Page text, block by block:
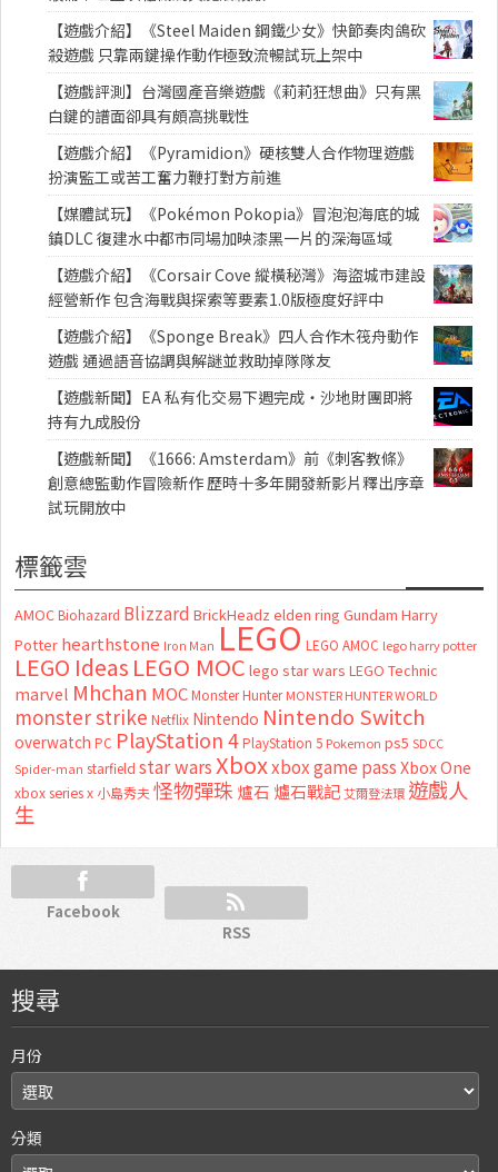
【遊戲介紹】《Steel Maiden 鋼鐵少女》快節奏肉鴿砍
殺遊戲 只靠兩鍵操作動作極致流暢試玩上架中
【遊戲評測】台灣國產音樂遊戲《莉莉狂想曲》只有黑
白鍵的譜面卻具有頗高挑戰性
【遊戲介紹】《Pyramidion》硬核雙人合作物理遊戲
扮演監工或苦工奮力鞭打對方前進
【媒體試玩】《Pokémon Pokopia》冒泡泡海底的城
鎮DLC 復建水中都市同場加映漆黑一片的深海區域
【遊戲介紹】《Corsair Cove 縱橫秘灣》海盜城市建設
經營新作 包含海戰與探索等要素1.0版極度好評中
【遊戲介紹】《Sponge Break》四人合作木筏舟動作
遊戲 通過語音協調與解謎並救助掉隊隊友
【遊戲新聞】EA 私有化交易下週完成・沙地財團即將
持有九成股份
【遊戲新聞】《1666: Amsterdam》前《刺客教條》
創意總監動作冒險新作 歷時十多年開發新影片釋出序章
試玩開放中
標籤雲
AMOC Biohazard Blizzard BrickHeadz elden ring Gundam Harry
Potter hearthstone Iron Man LEGO LEGO AMOC lego harry potter
LEGO Ideas LEGO MOC lego star wars LEGO Technic
marvel Mhchan MOC Monster Hunter MONSTER HUNTER WORLD
monster strike Netflix Nintendo Nintendo Switch
overwatch PC PlayStation 4 PlayStation 5 Pokemon ps5 SDCC
Spider-man starfield star warsXboxxbox game passXbox One
xbox series x 小島秀夫怪物彈珠 爐石 爐石戰記艾爾登法環 遊戲人
生
Facebook
RSS
搜尋
月份
分類